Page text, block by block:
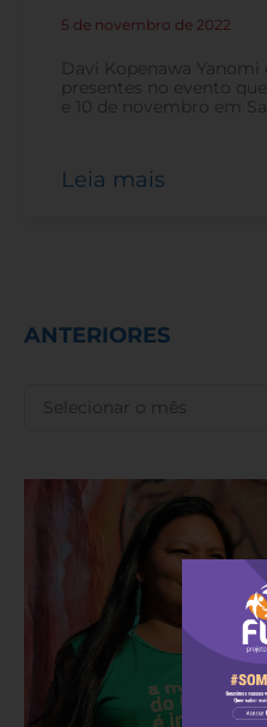
5 de novembro de 2022
Davi Kopenawa Yanomi
presentes no evento
e 10 de novembro em
Leia mais
ANTERIORES